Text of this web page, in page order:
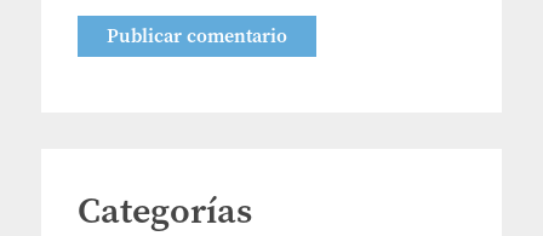
Categorías